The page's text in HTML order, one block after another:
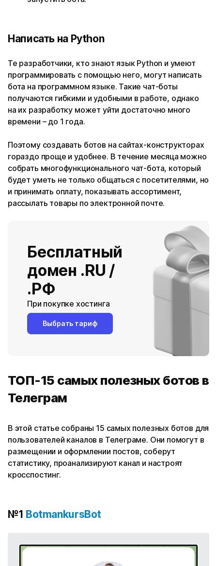
Написать на Python
Те разработчики, кто знают язык Python и умеют
программировать с помощью него, могут написать
бота на программном языке. Такие чат-боты
получаются гибкими и удобными в работе, однако
на их разработку может уйти достаточно много
времени – до 1 года.
Поэтому создавать ботов на сайтах-конструкторах
гораздо проще и удобнее. В течение месяца можно
собрать многофункционального чат-бота, который
будет уметь не только общаться с посетителями, но
и принимать оплату, показывать ассортимент,
рассылать товары по электронной почте.
Бесплатный
домен .RU /
.РФ
При покупке хостинга
Выбрать тариф
ТОП-15 самых полезных ботов в
Телеграм
В этой статье собраны 15 самых полезных ботов для
пользователей каналов в Телеграме. Они помогут в
размещении и оформлении постов, соберут
статистику, проанализируют канал и настроят
кросспостинг.
№1 BotmankursBot